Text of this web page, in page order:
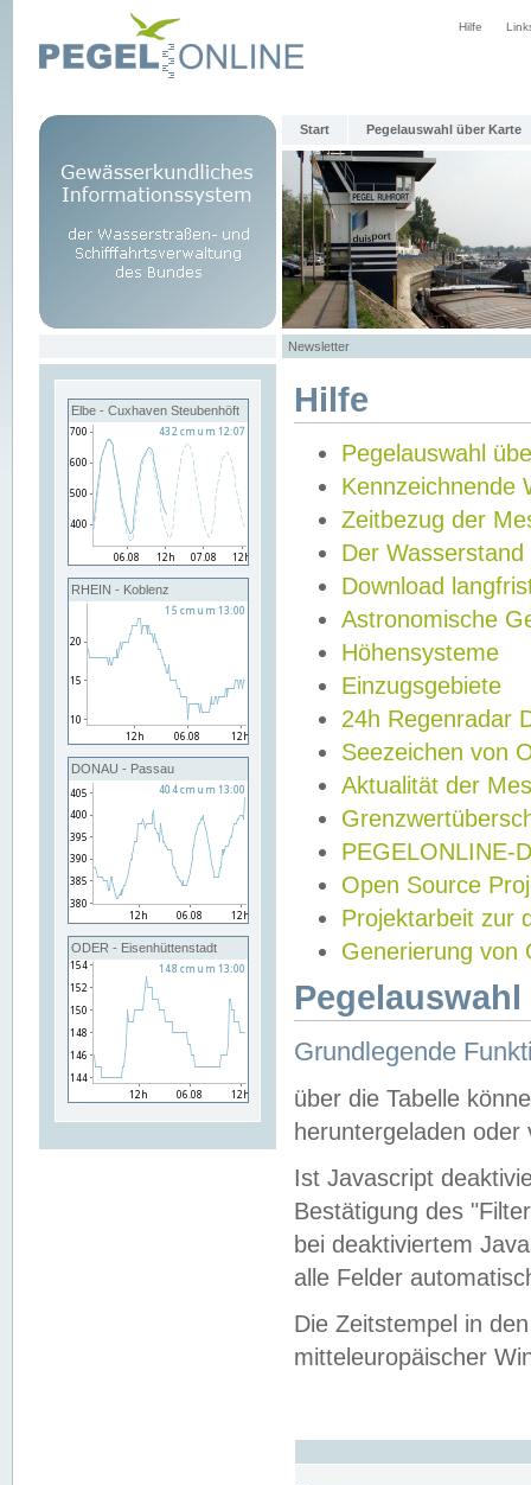
Hilfe
Start Pegelauswahl über Karte
Newsletter
Elbe - Cuxhaven Steubenhöft
RHEIN - Koblenz
DONAU - Passau
ODER - Eisenhüttenstadt
Hilfe
Pegelauswahl
Kennzeichnende
Zeitbezug der
Der Wasserstand
Download
Astronomische
Höhensysteme
Einzugsgebiete
24h Regenradar
Seezeichen von
Aktualität der
PEGELONLINE-
Open Source
Projektarbeit zur
Generierung von
Grundlegende
über die Tabelle
heruntergeladen oder
Ist Javascript
Bestätigung des
bei deaktiviertem
alle Felder
Die Zeitstempel in
mitteleuropäischer